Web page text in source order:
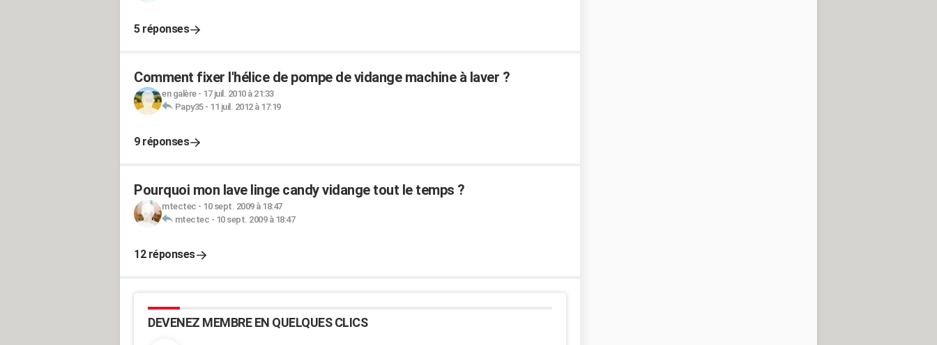
5 réponses
Comment fixer l'hélice de pompe de vidange machine à laver ?
en galère- 17 juil. 2010 à 21:33
Papy35- 11 juil. 2012 à 17:19
9 réponses
Pourquoi mon lave linge candy vidange tout le temps ?
mtectec - 10 sept. 2009 à 18:47
mtectec - 10 sept. 2009 à 18:47
12 réponses
DEVENEZ MEMBRE EN QUELQUES CLICS